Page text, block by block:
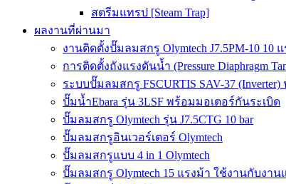
สตรีมแทรป [Steam Trap]
ผลงานที่ผ่านมา
งานติดตั้งปั๊มลมสกรู Olymtech J7.5PM-10 10
การติดตั้งถังแรงดันน้ำ (Pressure Diaphragm
ระบบปั๊มลมสกรู FSCURTIS SAV-37
ปั๊มน้ำEbara รุ่น 3LSF พร้อมมอเตอร์กันระเบิด
ปั๊มลมสกรู Olymtech รุ่น J7.5CTG 10 bar
ปั๊มลมสกรูอินเวอร์เตอร์ Olymtech
ปั๊มลมสกรูแบบ 4 in 1 Olymtech
ปั๊มลมสกรู Olymtech 15 แรงม้า ใช้งานกับงา